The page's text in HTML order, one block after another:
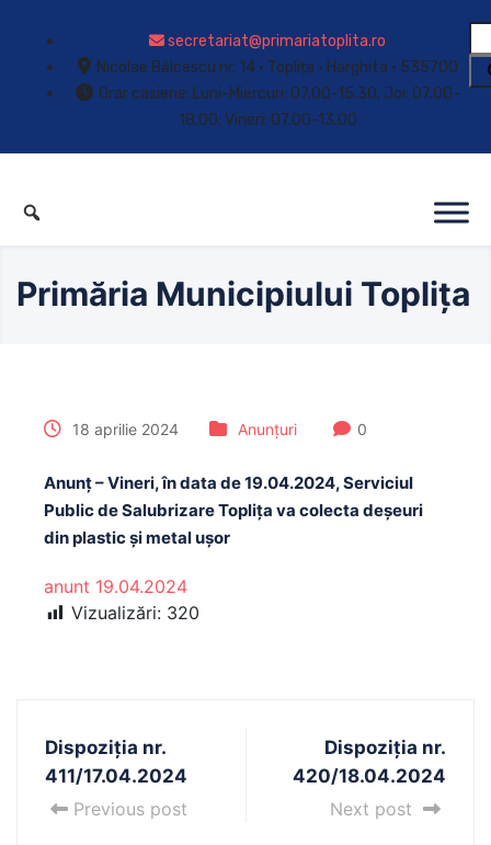
secretariat@primariatoplita.ro
Nicolae Bălcescu nr. 14 • Toplița • Harghita • 535700
Orar casierie: Luni-Miercuri: 07.00-15.30; Joi: 07.00-
18.00; Vineri: 07.00-13.00
Primăria Municipiului Toplița
18 aprilie 2024 Anunțuri 0
Anunț – Vineri, în data de 19.04.2024, Serviciul
Public de Salubrizare Toplița va colecta deșeuri
din plastic și metal ușor
anunt 19.04.2024
Vizualizări: 320
Dispoziția nr.
411/17.04.2024
Previous post
Dispoziția nr.
420/18.04.2024
Next post